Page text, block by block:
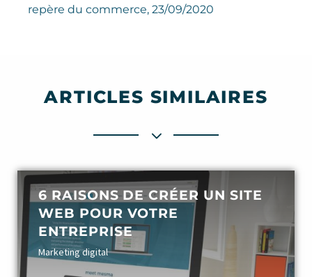
repère du commerce, 23/09/2020
ARTICLES SIMILAIRES
6 RAISONS DE CRÉER UN SITE
WEB POUR VOTRE
ENTREPRISE
Marketing digital